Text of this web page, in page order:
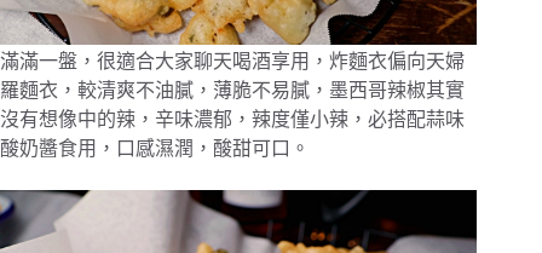
滿滿一盤，很適合大家聊天喝酒享用，炸麵衣偏向天婦
羅麵衣，較清爽不油膩，薄脆不易膩，墨西哥辣椒其實
沒有想像中的辣，辛味濃郁，辣度僅小辣，必搭配蒜味
酸奶醬食用，口感濕潤，酸甜可口。